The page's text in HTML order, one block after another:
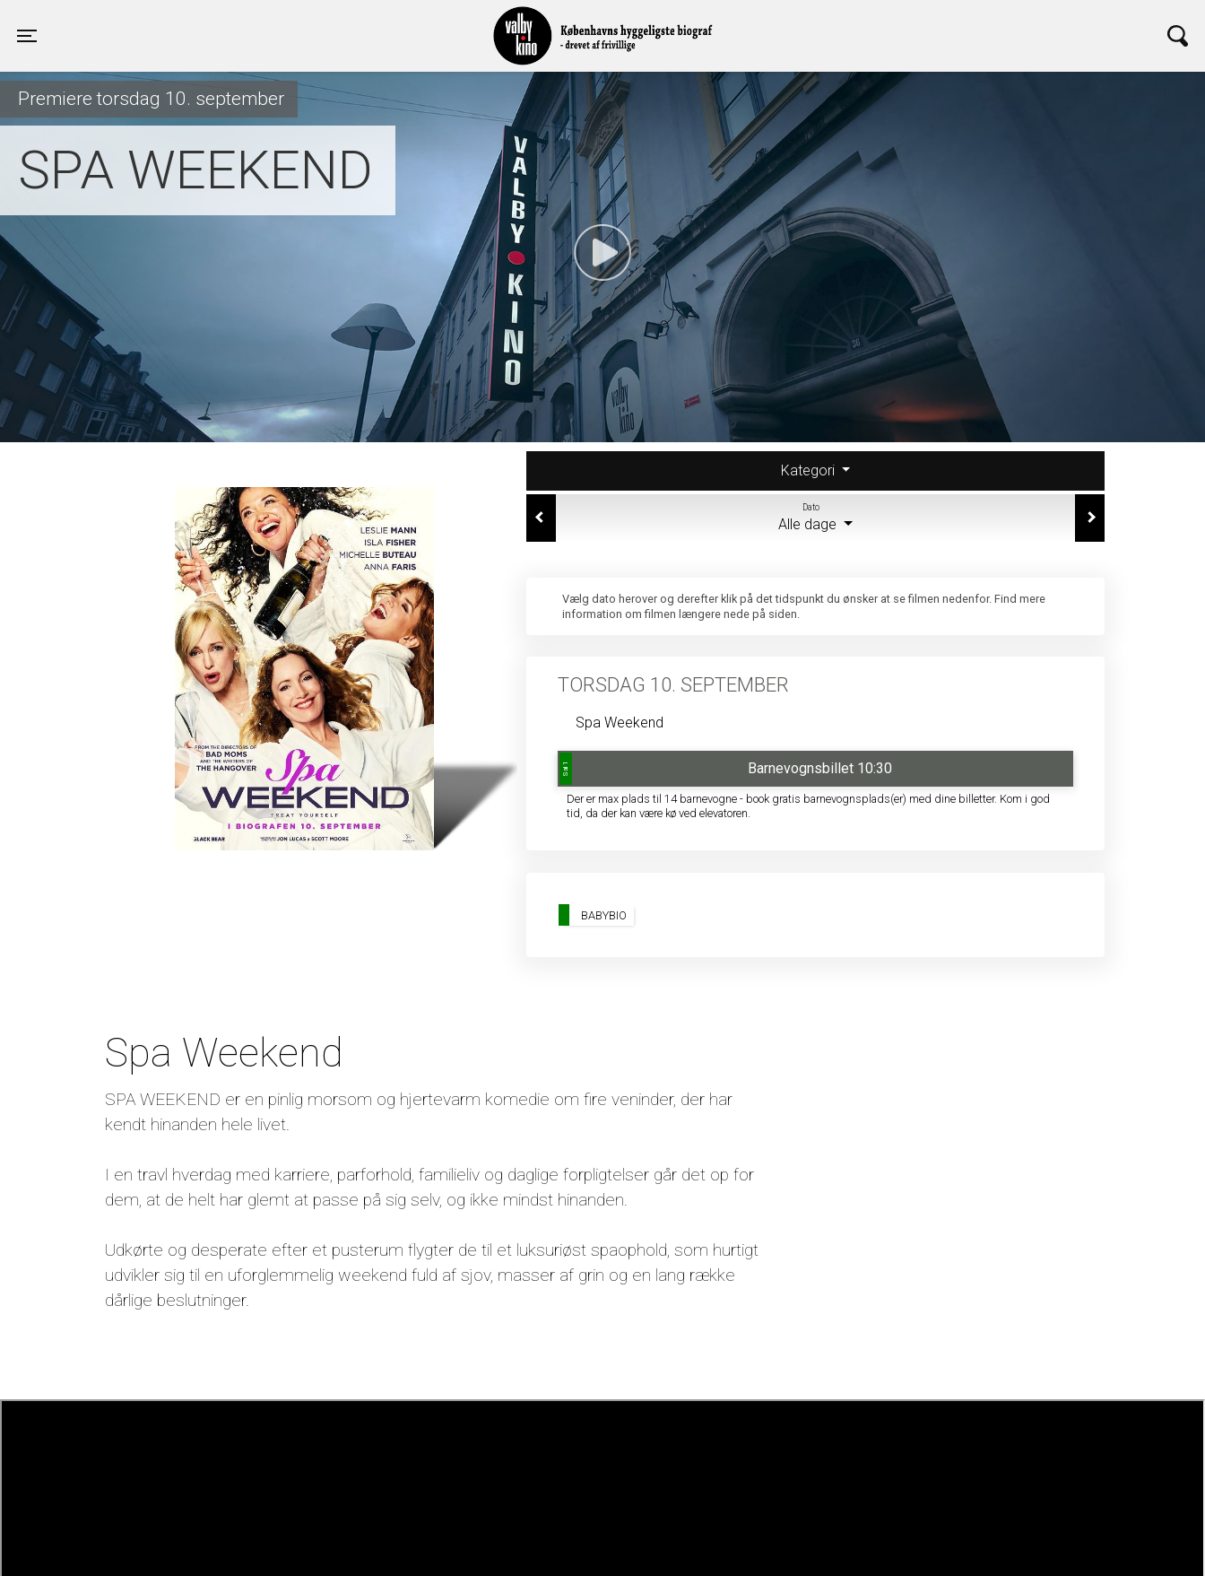
Premiere torsdag 10. september
SPA WEEKEND
Kategori
Dato
Alle dage
Vælg dato herover og derefter klik på det tidspunkt du ønsker at se filmen nedenfor. Find mere
information om filmen længere nede på siden.
TORSDAG 10. SEPTEMBER
Spa Weekend
Sal 1 Barnevognsbillet 10:30
Der er max plads til 14 barnevogne - book gratis barnevognsplads(er) med dine billetter. Kom i god
tid, da der kan være kø ved elevatoren.
BABYBIO
Spa Weekend
SPA WEEKEND er en pinlig morsom og hjertevarm komedie om fire veninder, der har
kendt hinanden hele livet.
I en travl hverdag med karriere, parforhold, familieliv og daglige forpligtelser går det op for
dem, at de helt har glemt at passe på sig selv, og ikke mindst hinanden.
Udkørte og desperate efter et pusterum flygter de til et luksuriøst spaophold, som hurtigt
udvikler sig til en uforglemmelig weekend fuld af sjov, masser af grin og en lang række
dårlige beslutninger.